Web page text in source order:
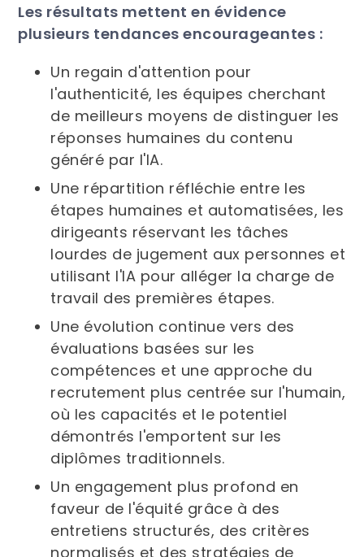
Les résultats mettent en évidence
plusieurs tendances encourageantes :
Un regain d'attention pour
l'authenticité, les équipes cherchant
de meilleurs moyens de distinguer les
réponses humaines du contenu
généré par l'IA.
Une répartition réfléchie entre les
étapes humaines et automatisées, les
dirigeants réservant les tâches
lourdes de jugement aux personnes et
utilisant l'IA pour alléger la charge de
travail des premières étapes.
Une évolution continue vers des
évaluations basées sur les
compétences et une approche du
recrutement plus centrée sur l'humain,
où les capacités et le potentiel
démontrés l'emportent sur les
diplômes traditionnels.
Un engagement plus profond en
faveur de l'équité grâce à des
entretiens structurés, des critères
normalisés et des stratégies de